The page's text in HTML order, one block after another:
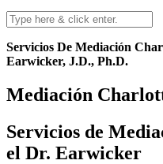
Servicios De Mediación
Earwicker, J.D., Ph.D.
Mediación
Servicios de
el Dr. Earwicker